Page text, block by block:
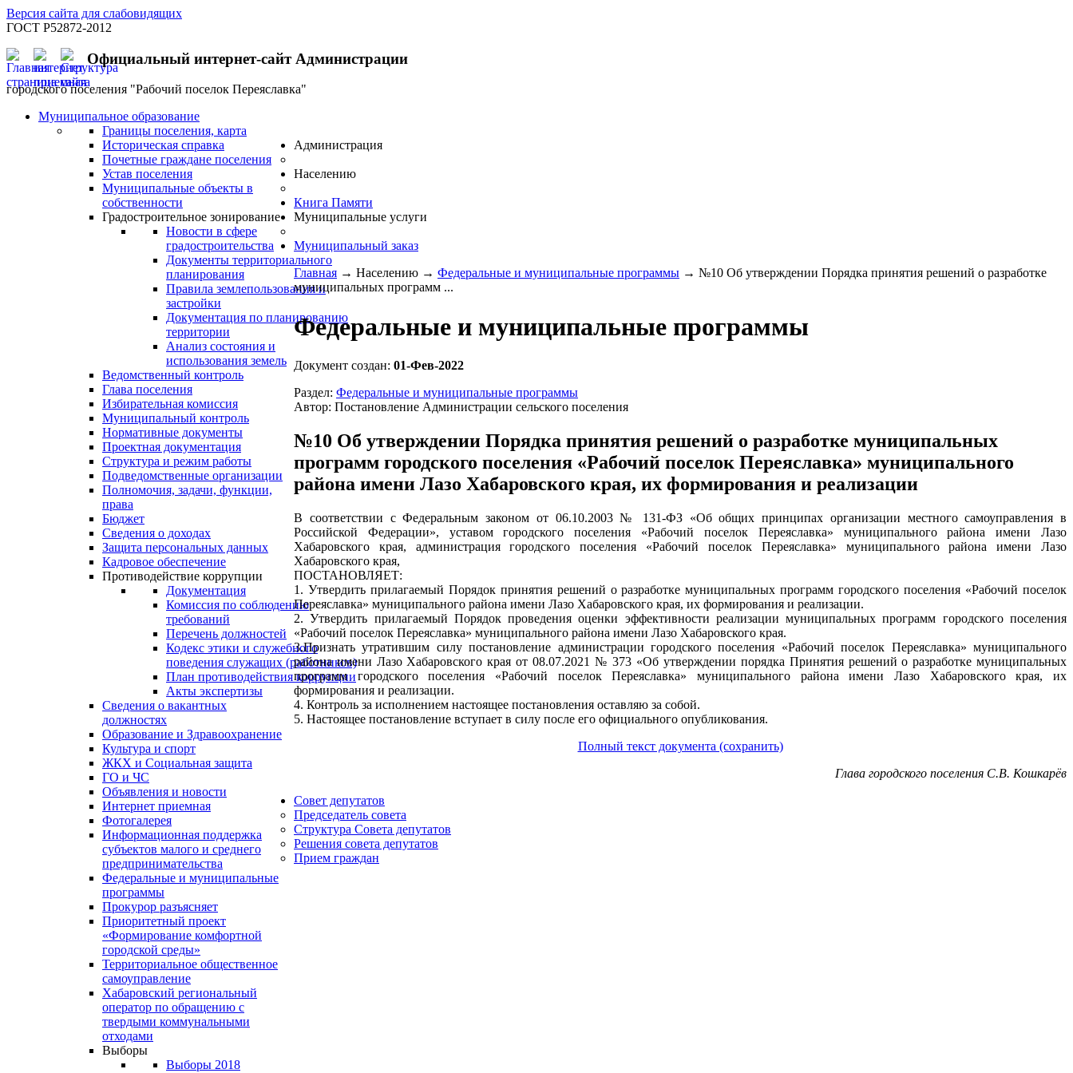
Версия сайта для слабовидящих
ГОСТ Р52872-2012
Официальный интернет-сайт Администрации
городского поселения "Рабочий поселок Переяславка"
Муниципальное образование
Границы поселения, карта
Историческая справка
Почетные граждане поселения
Устав поселения
Муниципальные объекты в
собственности
Градостроительное зонирование
Новости в сфере
градостроительства
Документы территориального
планирования
Правила землепользования и
застройки
Документация по планированию
территории
Анализ состояния и
использования земель
Ведомственный контроль
Глава поселения
Избирательная комиссия
Муниципальный контроль
Администрация
Нормативные документы
Проектная документация
Структура и режим работы
Подведомственные организации
Полномочия, задачи, функции,
права
Бюджет
Сведения о доходах
Защита персональных данных
Кадровое обеспечение
Противодействие коррупции
Документация
Комиссия по соблюдению
требований
Перечень должностей
Кодекс этики и служебного
поведения служащих (работников)
План противодействия коррупции
Акты экспертизы
Сведения о вакантных
должностях
Населению
Образование и Здравоохранение
Культура и спорт
ЖКХ и Социальная защита
ГО и ЧС
Объявления и новости
Интернет приемная
Фотогалерея
Информационная поддержка
субъектов малого и среднего
предпринимательства
Федеральные и муниципальные
программы
Прокурор разъясняет
Приоритетный проект
«Формирование комфортной
городской среды»
Территориальное общественное
самоуправление
Хабаровский региональный
оператор по обращению с
твердыми коммунальными
отходами
Выборы
Выборы 2018
Книга Памяти
Муниципальные услуги
Муниципальный заказ
Главная → Населению → Федеральные и муниципальные программы → №10 Об утверждении Порядка принятия решений о разработке
муниципальных программ ...
Федеральные и муниципальные программы
Документ создан: 01-Фев-2022
Раздел: Федеральные и муниципальные программы
Автор: Постановление Администрации сельского поселения
№10 Об утверждении Порядка принятия решений о разработке муниципальных
программ городского поселения «Рабочий поселок Переяславка» муниципального
района имени Лазо Хабаровского края, их формирования и реализации
В соответствии с Федеральным законом от 06.10.2003 № 131-ФЗ «Об общих принципах организации местного самоуправления в
Российской Федерации», уставом городского поселения «Рабочий поселок Переяславка» муниципального района имени Лазо
Хабаровского края, администрация городского поселения «Рабочий поселок Переяславка» муниципального района имени Лазо
Хабаровского края,
ПОСТАНОВЛЯЕТ:
1. Утвердить прилагаемый Порядок принятия решений о разработке муниципальных программ городского поселения «Рабочий поселок
Переяславка» муниципального района имени Лазо Хабаровского края, их формирования и реализации.
2. Утвердить прилагаемый Порядок проведения оценки эффективности реализации муниципальных программ городского поселения
«Рабочий поселок Переяславка» муниципального района имени Лазо Хабаровского края.
3.Признать утратившим силу постановление администрации городского поселения «Рабочий поселок Переяславка» муниципального
района имени Лазо Хабаровского края от 08.07.2021 № 373 «Об утверждении порядка Принятия решений о разработке муниципальных
программ городского поселения «Рабочий поселок Переяславка» муниципального района имени Лазо Хабаровского края, их
формирования и реализации.
4. Контроль за исполнением настоящее постановления оставляю за собой.
5. Настоящее постановление вступает в силу после его официального опубликования.
Полный текст документа (сохранить)
Глава городского поселения С.В. Кошкарёв
Совет депутатов
Председатель совета
Структура Совета депутатов
Решения совета депутатов
Прием граждан